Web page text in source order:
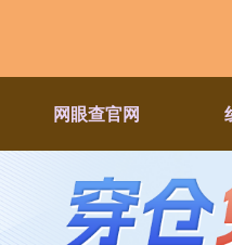
网眼查官网